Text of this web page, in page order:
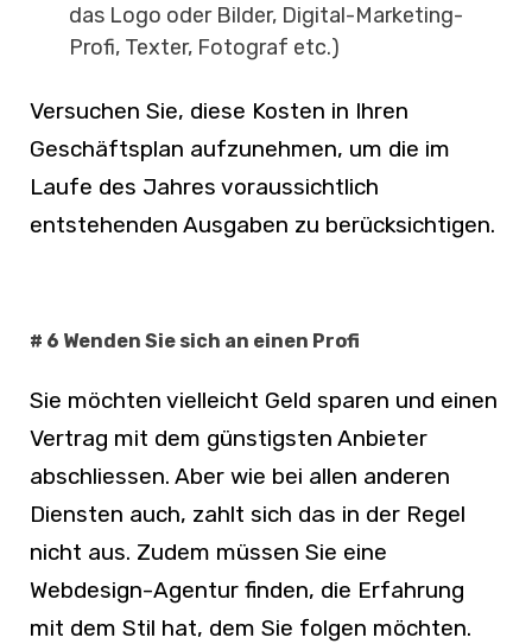
das Logo oder Bilder, Digital-Marketing-
Profi, Texter, Fotograf etc.)
Versuchen Sie, diese Kosten in Ihren
Geschäftsplan aufzunehmen, um die im
Laufe des Jahres voraussichtlich
entstehenden Ausgaben zu berücksichtigen.
# 6 Wenden Sie sich an einen Profi
Sie möchten vielleicht Geld sparen und einen
Vertrag mit dem günstigsten Anbieter
abschliessen. Aber wie bei allen anderen
Diensten auch, zahlt sich das in der Regel
nicht aus. Zudem müssen Sie eine
Webdesign-Agentur finden, die Erfahrung
mit dem Stil hat, dem Sie folgen möchten.